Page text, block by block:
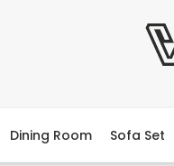
Dining Room Sofa Set